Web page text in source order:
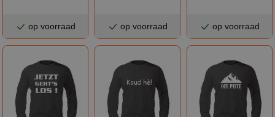
op voorraad op voorraad op voorraad